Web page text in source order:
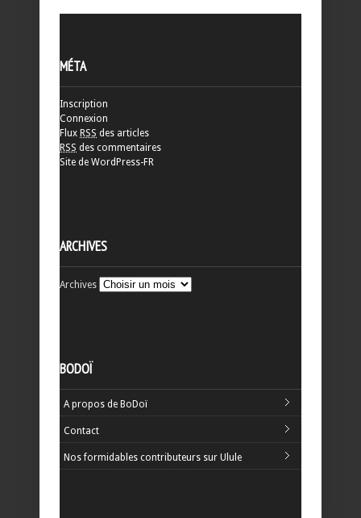
MÉTA
Inscription
Connexion
Flux RSS des articles
RSS des commentaires
Site de WordPress-FR
ARCHIVES
Archives
BODOÏ
A propos de BoDoï
Contact
Nos formidables contributeurs sur Ulule